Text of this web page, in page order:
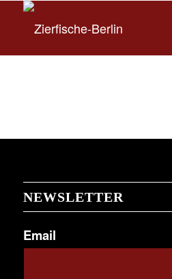
NEWSLETTER
Email